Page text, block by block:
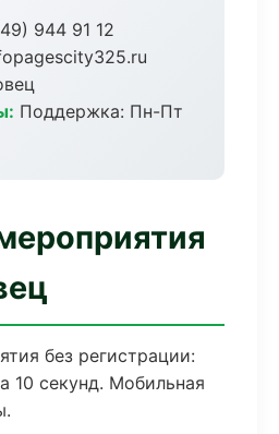
944 91 12
Поддержка: Пн-Пт
без регистрации:
10 секунд. Мобильная